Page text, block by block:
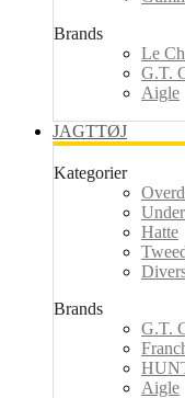
Brands
Le
G.T.
Aigle
JAGTTØJ
Kategorier
Hatte
Brands
G.T.
Aigle